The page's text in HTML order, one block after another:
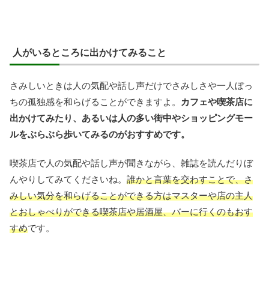
人がいるところに出かけてみること
さみしいときは人の気配や話し声だけでさみしさや一人ぼっ
ちの孤独感を和らげることができますよ。
カフェや喫茶店に
出かけてみたり、あるいは人の多い街中やショッピングモー
ルをぶらぶら歩いてみるのがおすすめです。
喫茶店で人の気配や話し声が聞きながら、雑誌を読んだりぼ
んやりしてみてくださいね。 誰かと言葉を交わすことで、さ
みしい気分を和らげることができる方はマスターや店の主人
とおしゃべりができる喫茶店や居酒屋、バーに行くのもおす
すめです。